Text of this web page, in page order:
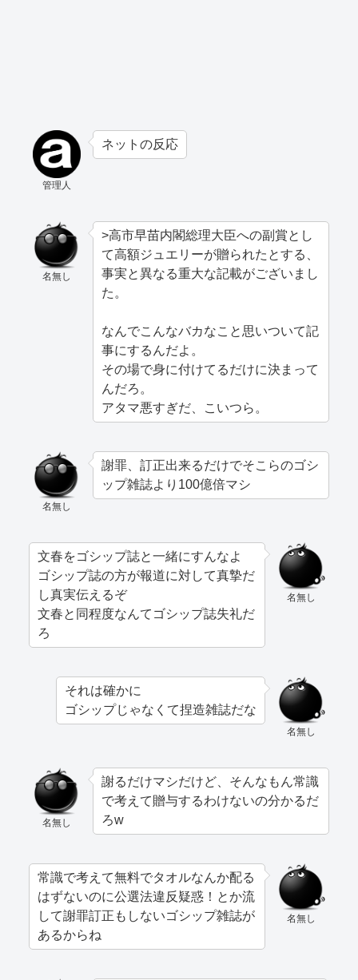
管理人
ネットの反応
名無し
>高市早苗内閣総理大臣への副賞とし
て高額ジュエリーが贈られたとする、
事実と異なる重大な記載がございまし
た。
なんでこんなバカなこと思いついて記
事にするんだよ。
その場で身に付けてるだけに決まって
んだろ。
アタマ悪すぎだ、こいつら。
名無し
謝罪、訂正出来るだけでそこらのゴシ
ップ雑誌より100億倍マシ
名無し
文春をゴシップ誌と一緒にすんなよ
ゴシップ誌の方が報道に対して真摯だ
し真実伝えるぞ
文春と同程度なんてゴシップ誌失礼だ
ろ
名無し
それは確かに
ゴシップじゃなくて捏造雑誌だな
名無し
謝るだけマシだけど、そんなもん常識
で考えて贈与するわけないの分かるだ
ろw
名無し
常識で考えて無料でタオルなんか配る
はずないのに公選法違反疑惑！とか流
して謝罪訂正もしないゴシップ雑誌が
あるからね